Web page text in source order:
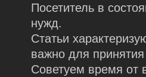
Посетитель в
нужд.
Статьи
важно для
Советуем время от